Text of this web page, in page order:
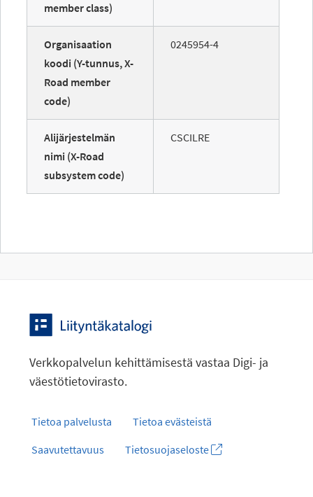
member class)
Organisaation
koodi (Y-tunnus, X-
Road member
code)
0245954-4
Alijärjestelmän
nimi (X-Road
subsystem code)
CSCILRE
Verkkopalvelun kehittämisestä vastaa Digi- ja
väestötietovirasto.
Tietoa palvelusta
Tietoa evästeistä
Saavutettavuus
Tietosuojaseloste